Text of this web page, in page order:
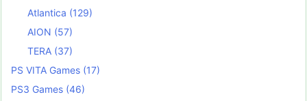
Atlantica (129)
AION (57)
TERA (37)
PS VITA Games (17)
PS3 Games (46)